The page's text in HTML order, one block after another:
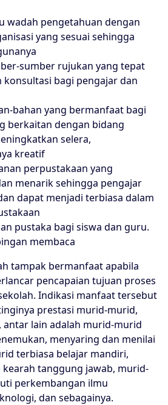
wadah pengetahuan dengan
yang sesuai sehingga
sumber rujukan yang tepat
bagi pengajar dan
bahan yang bermanfaat bagi
berkaitan dengan bidang
selera,
kreatif
perpustakaan yang
menarik sehingga pengajar
dapat menjadi terbiasa dalam
pustaka bagi siswa dan guru.
membaca
tampak bermanfaat apabila
pencapaian tujuan proses
Indikasi manfaat tersebut
prestasi murid-murid,
antar lain adalah murid-murid
menyaring dan menilai
terbiasa belajar mandiri,
tanggung jawab, murid-
perkembangan ilmu
dan sebagainya.